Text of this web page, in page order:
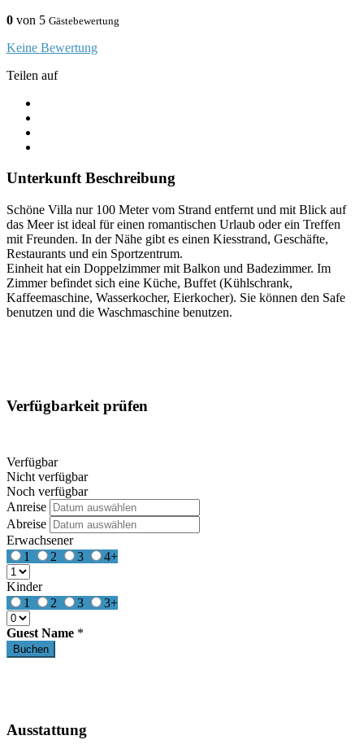
0 von 5 Gästebewertung
Keine Bewertung
Teilen auf
Unterkunft Beschreibung
Schöne Villa nur 100 Meter vom Strand entfernt und mit Blick auf
das Meer ist ideal für einen romantischen Urlaub oder ein Treffen
mit Freunden. In der Nähe gibt es einen Kiesstrand, Geschäfte,
Restaurants und ein Sportzentrum.
Einheit hat ein Doppelzimmer mit Balkon und Badezimmer. Im
Zimmer befindet sich eine Küche, Buffet (Kühlschrank,
Kaffeemaschine, Wasserkocher, Eierkocher). Sie können den Safe
benutzen und die Waschmaschine benutzen.
Verfügbarkeit prüfen
Verfügbar
Nicht verfügbar
Noch verfügbar
Anreise
Abreise
Erwachsener
1
2 3 4+
Kinder
1
2 3 3+
Guest Name *
Ausstattung